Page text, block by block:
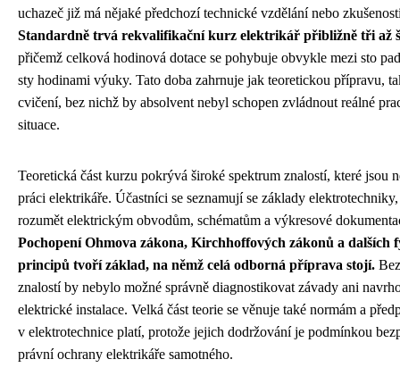
uchazeč již má nějaké předchozí technické vzdělání nebo
Standardně trvá rekvalifikační kurz elektrikář přibližně tři až
přičemž celková hodinová dotace se pohybuje obvykle mezi sto
sty hodinami výuky. Tato doba zahrnuje jak teoretickou přípravu,
cvičení, bez nichž by absolvent nebyl schopen zvládnout reálné
situace.
Teoretická část kurzu pokrývá široké spektrum znalostí, které jsou
práci elektrikáře. Účastníci se seznamují se základy
rozumět elektrickým obvodům, schématům a výkresové
Pochopení Ohmova zákona, Kirchhoffových zákonů a dalších
principů tvoří základ, na němž celá odborná příprava stojí.
znalostí by nebylo možné správně diagnostikovat závady ani
elektrické instalace. Velká část teorie se věnuje také normám a
v elektrotechnice platí, protože jejich dodržování je podmínkou
právní ochrany elektrikáře samotného.